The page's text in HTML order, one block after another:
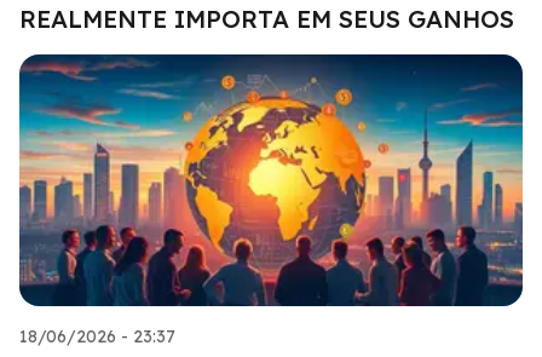
REALMENTE IMPORTA EM SEUS GANHOS
18/06/2026 - 23:37